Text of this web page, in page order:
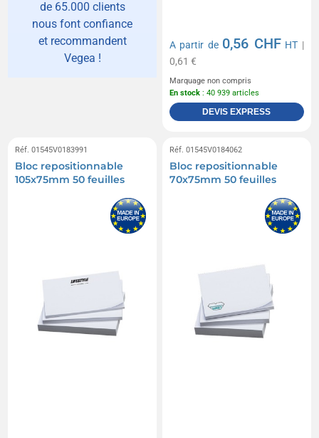
de 65.000 clients
nous font confiance
et recommandent
Vegea !
A partir de 0,56 CHF HT |
0,61 €
Marquage non compris
En stock : 40 939 articles
DEVIS EXPRESS
Réf. 01545V0183991
Bloc repositionnable
105x75mm 50 feuilles
Réf. 01545V0184062
Bloc repositionnable
70x75mm 50 feuilles